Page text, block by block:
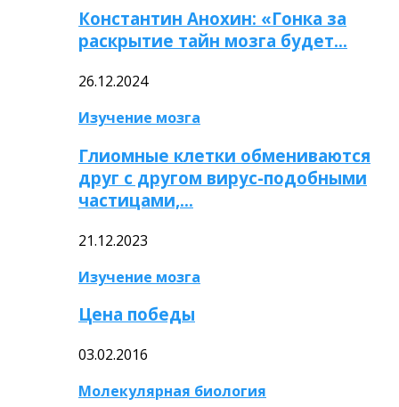
Константин Анохин: «Гонка за
раскрытие тайн мозга будет…
26.12.2024
Изучение мозга
Глиомные клетки обмениваются
друг с другом вирус-подобными
частицами,…
21.12.2023
Изучение мозга
Цена победы
03.02.2016
Молекулярная биология